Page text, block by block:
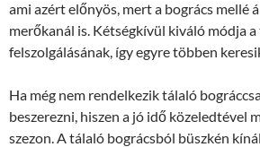
ami azért előnyös, mert a bogrács mellé
merőkanál is. Kétségkívül kiváló módja
felszolgálásának, így egyre többen
Ha még nem rendelkezik tálaló
beszerezni, hiszen a jó idő közeledtével
szezon. A tálaló bográcsból büszkén